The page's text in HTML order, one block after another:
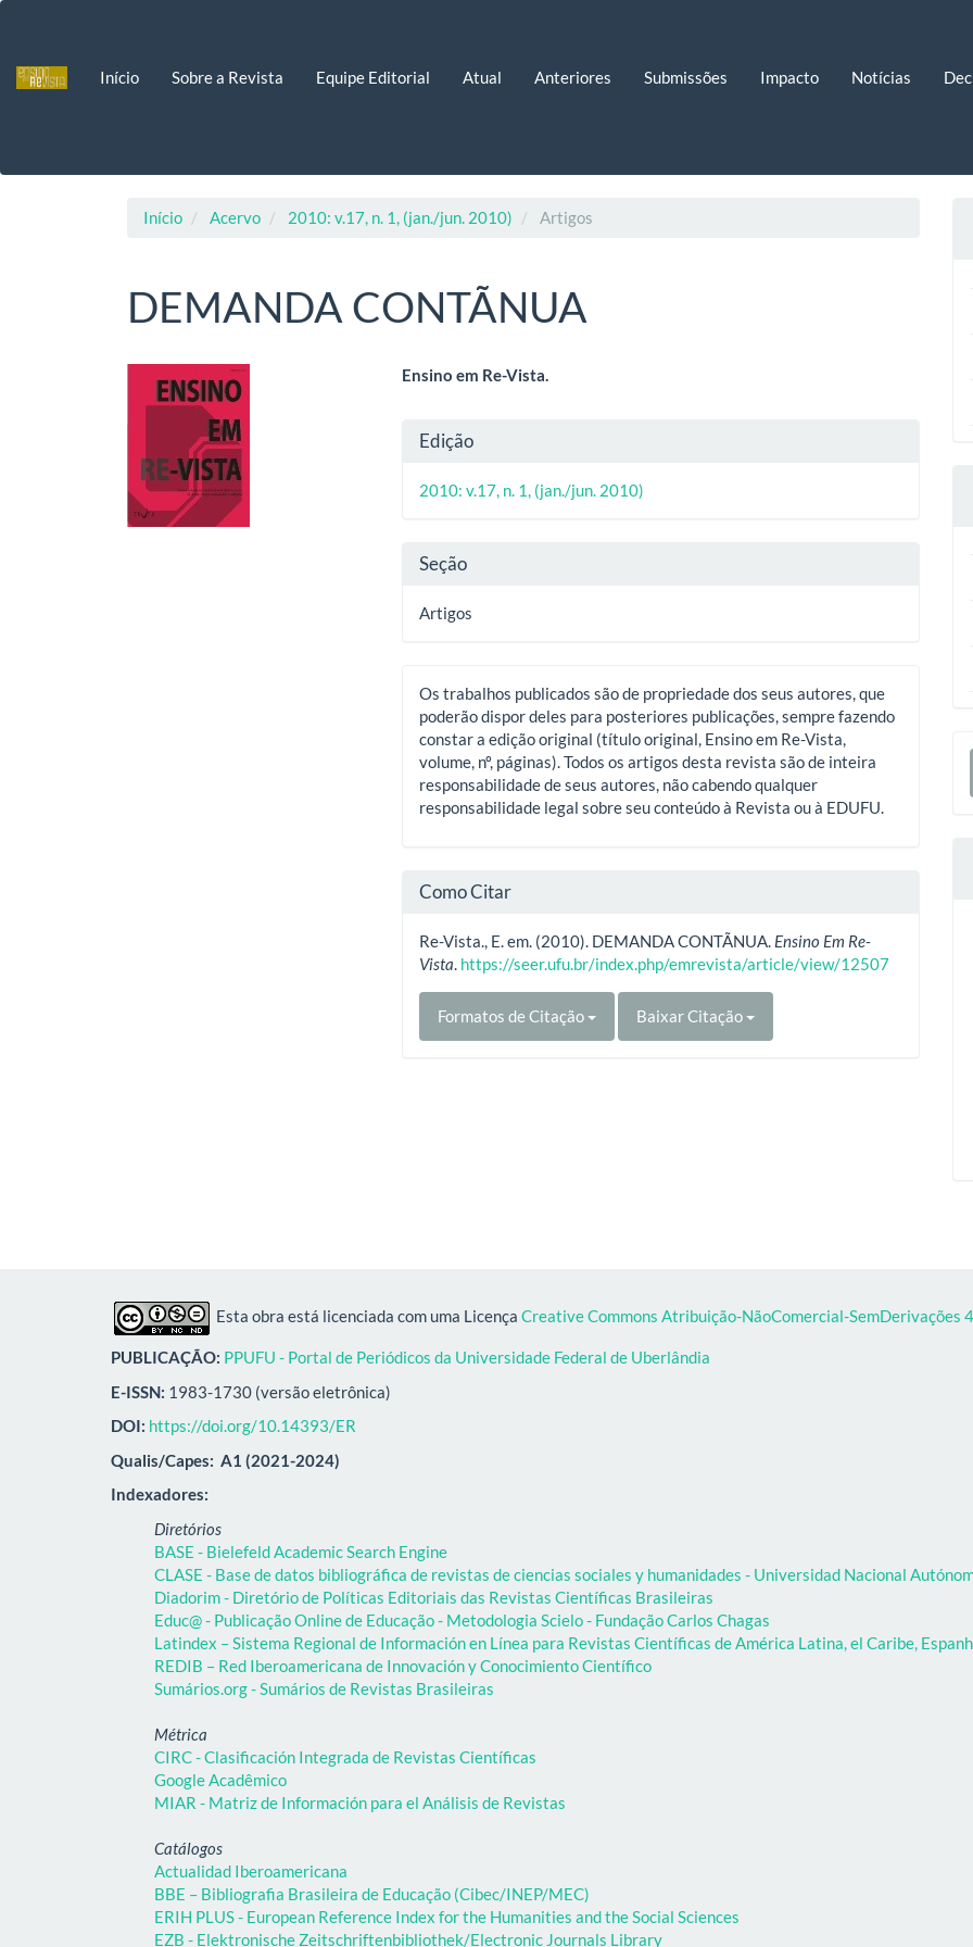
principalInício Sobre a Revista Equipe Editorial Atual Anteriores Submissões Impacto Notícias
Início Acervo 2010: v.17, n. 1, (jan./jun. 2010) Artigos
DEMANDA CONTÃNUA
Barra
lateral
de
artigos
Conteúdo
artigo
principal
Ensino em Re-Vista.
Detalhes
do
Edição
2010: v.17, n. 1, (jan./jun. 2010)
Seção
Artigos
Os trabalhos publicados são de propriedade dos seus autores, que
poderão dispor deles para posteriores publicações, sempre fazendo
constar a edição original (título original, Ensino em Re-Vista,
volume, nº, páginas). Todos os artigos desta revista são de inteira
responsabilidade de seus autores, não cabendo qualquer
responsabilidade legal sobre seu conteúdo à Revista ou à EDUFU.
Como Citar
Re-Vista., E. em. (2010). DEMANDA CONTÃNUA. Ensino Em Re-
Vista. https://seer.ufu.br/index.php/emrevista/article/view/12507
Formatos de Citação Baixar Citação
Esta obra está licenciada com uma Licença Creative Commons Atribuição-NãoComercial-SemDerivações
PUBLICAÇÃO: PPUFU - Portal de Periódicos da Universidade Federal de Uberlândia
E-ISSN: 1983-1730 (versão eletrônica)
DOI: https://doi.org/10.14393/ER
Qualis/Capes: A1 (2021-2024)
Indexadores:
Diretórios
BASE - Bielefeld Academic Search Engine
CLASE - Base de datos bibliográfica de revistas de ciencias sociales y humanidades - Universidad Nacional
Diadorim - Diretório de Políticas Editoriais das Revistas Científicas Brasileiras
Educ@ - Publicação Online de Educação - Metodologia Scielo - Fundação Carlos Chagas
Latindex – Sistema Regional de Información en Línea para Revistas Científicas de América Latina, el Caribe,
REDIB – Red Iberoamericana de Innovación y Conocimiento Científico
Sumários.org - Sumários de Revistas Brasileiras
Métrica
CIRC - Clasificación Integrada de Revistas Científicas
Google Acadêmico
MIAR - Matriz de Información para el Análisis de Revistas
Catálogos
Actualidad Iberoamericana
BBE – Bibliografia Brasileira de Educação (Cibec/INEP/MEC)
ERIH PLUS - European Reference Index for the Humanities and the Social Sciences
EZB - Elektronische Zeitschriftenbibliothek/Electronic Journals Library